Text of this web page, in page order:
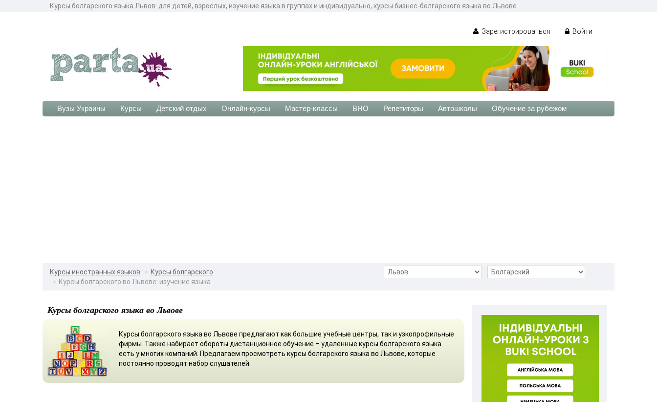
Курсы болгарского языка Львов: для детей, взрослых, изучение языка в группах и индивидуально, курсы бизнес-болгарского языка во Львове
Зарегистрироваться Войти
Вузы Украины Курсы Детский отдых Онлайн-курсы Мастер-классы ВНО Репетиторы Автошколы Обучение за рубежом
Курсы иностранных языков
Курсы болгарского
Курсы болгарского во Львове: изучение языка
Курсы болгарского языка во Львове
Курсы болгарского языка во Львове предлагают как большие учебные центры, так и узкопрофильные
фирмы. Также набирает обороты дистанционное обучение – удаленные курсы болгарского языка
есть у многих компаний. Предлагаем просмотреть курсы болгарского языка во Львове, которые
постоянно проводят набор слушателей.